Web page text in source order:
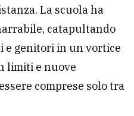
La scuola ha
catapultando
genitori in un vortice
limiti e nuove
comprese solo tra